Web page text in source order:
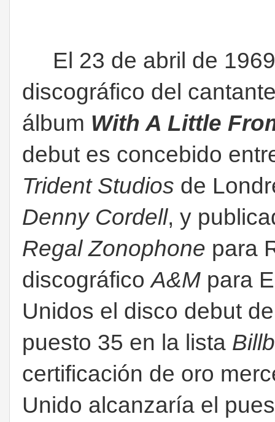
El 23 de abril de
discográfico del
álbum With A Little
debut es concebido
Trident Studios de
Denny Cordell, y
Regal Zonophone para
discográficoA&M para
Unidos el disco debut
puesto 35 en la lista
certificación de oro
Unido alcanzaría el